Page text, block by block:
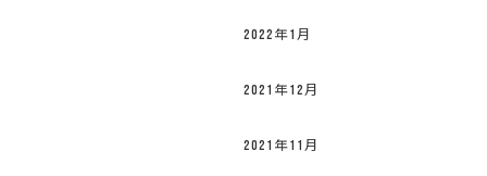
2022年1月
2021年12月
2021年11月